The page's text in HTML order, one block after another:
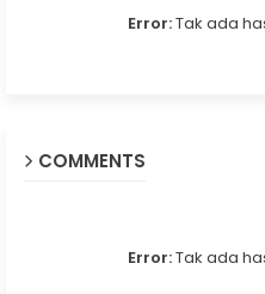
Error:Tak ada
COMMENTS
Error:Tak ada